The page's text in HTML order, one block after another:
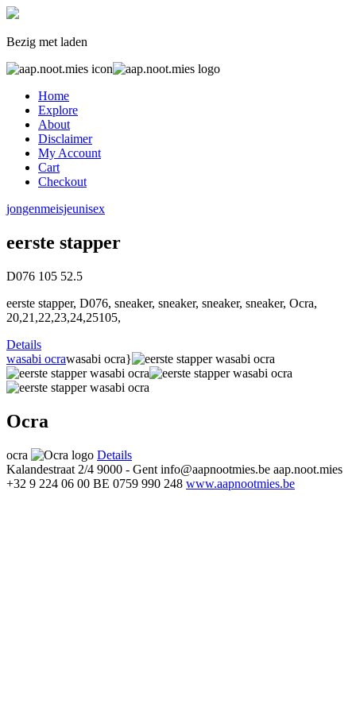
Bezig met laden
Home
Explore
About
Disclaimer
My Account
Cart
Checkout
jongenmeisjeunisex
eerste stapper
D076 105 52.5
eerste stapper, D076, sneaker, sneaker, sneaker, sneaker, Ocra,
20,21,22,23,24,25105,
Details
wasabi ocrawasabi ocra}
Ocra
ocra
Details
Kalandestraat 2/4 9000 - Gent info@aapnootmies.be aap.noot.mies
+32 9 224 06 00 BE 0759 990 248 www.aapnootmies.be